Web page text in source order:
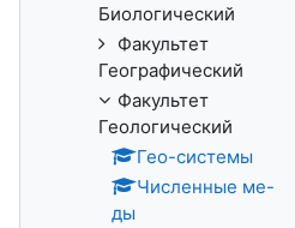
Биологический
Факультет
Географический
Факультет
Геологический
Гео-системы
Численные ме-
ды